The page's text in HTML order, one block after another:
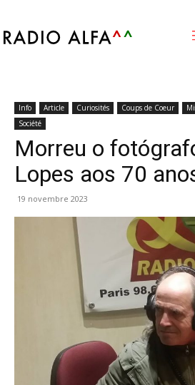
Info Article Curiosités Coups de Coeur
Société
Morreu o
Lopes aos 70
19 novembre 2023